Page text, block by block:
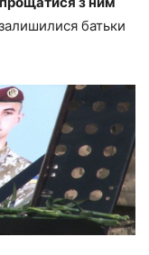
батьки